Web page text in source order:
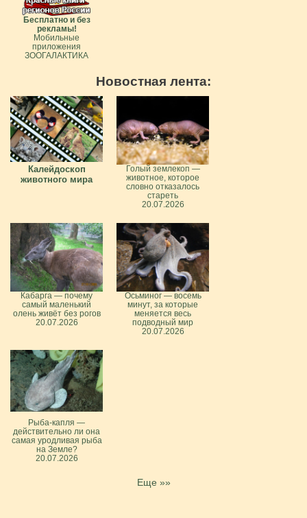
Бесплатно и без
рекламы!
Мобильные
приложения
ЗООГАЛАКТИКА
Новостная лента:
Калейдоскоп
животного мира
Голый землекоп —
животное, которое
словно отказалось
стареть
20.07.2026
Кабарга — почему
самый маленький
олень живёт без рогов
20.07.2026
Осьминог — восемь
минут, за которые
меняется весь
подводный мир
20.07.2026
Рыба-капля —
действительно ли она
самая уродливая рыба
на Земле?
20.07.2026
Еще »»